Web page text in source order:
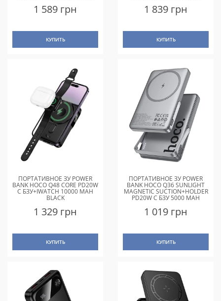
1 589 грн
КУПИТЬ
1 839 грн
КУПИТЬ
ПОРТАТИВНОЕ ЗУ POWER
BANK HOCO Q48 CORE PD20W
С БЗУ+IWATCH 10000 MAH
BLACK
1 329 грн
КУПИТЬ
ПОРТАТИВНОЕ ЗУ POWER
BANK HOCO Q36 SUNLIGHT
MAGNETIC SUCTION+HOLDER
PD20W С БЗУ 5000 MAH
1 019 грн
КУПИТЬ